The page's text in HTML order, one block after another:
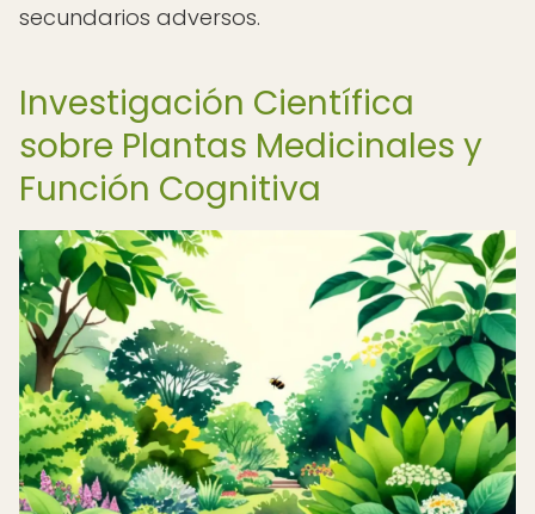
secundarios adversos.
Investigación Científica
sobre Plantas Medicinales y
Función Cognitiva